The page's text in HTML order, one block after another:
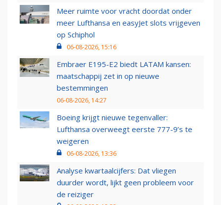
Meer ruimte voor vracht doordat onder
meer Lufthansa en easyJet slots vrijgeven
op Schiphol
06-08-2026, 15:16
Embraer E195-E2 biedt LATAM kansen:
maatschappij zet in op nieuwe
bestemmingen
06-08-2026, 14:27
Boeing krijgt nieuwe tegenvaller:
Lufthansa overweegt eerste 777-9’s te
weigeren
06-08-2026, 13:36
Analyse kwartaalcijfers: Dat vliegen
duurder wordt, lijkt geen probleem voor
de reiziger